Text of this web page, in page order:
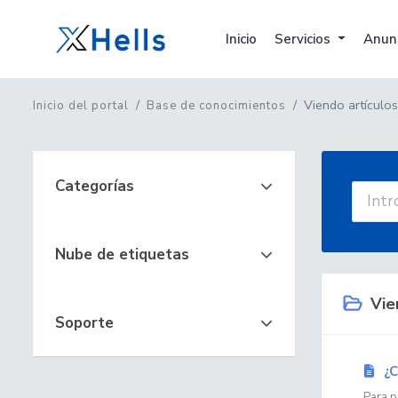
Inicio Servicios
Inicio del portal Base de conocimientos Viendo
Categorías
Nube de etiquetas
Soporte